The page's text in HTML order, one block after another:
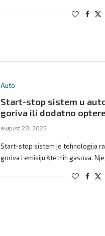
Auto
Start-stop sistem u
goriva ili dodatno
avgust 28, 2025
Start-stop sistem je tehnologija
goriva i emisiju štetnih gasova.